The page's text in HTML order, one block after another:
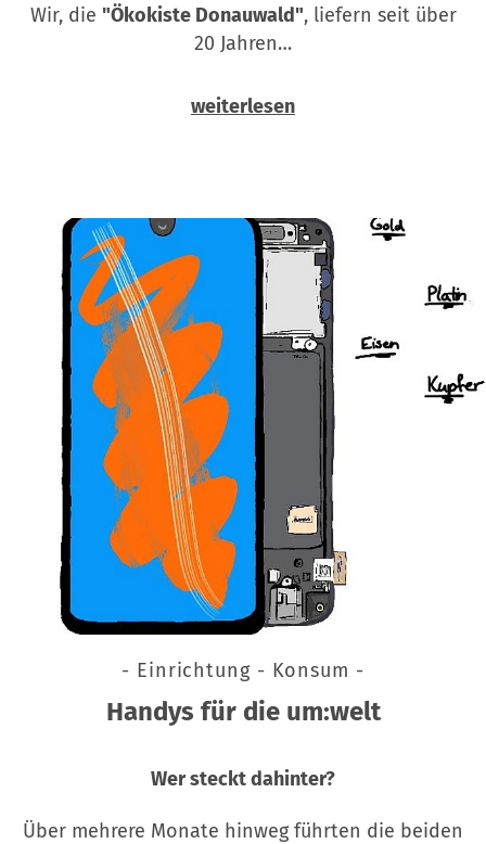
Wir, die "Ökokiste Donauwald", liefern seit über
20 Jahren…
weiterlesen
- Einrichtung - Konsum -
Handys für die um:welt
Wer steckt dahinter?
Über mehrere Monate hinweg führten die beiden